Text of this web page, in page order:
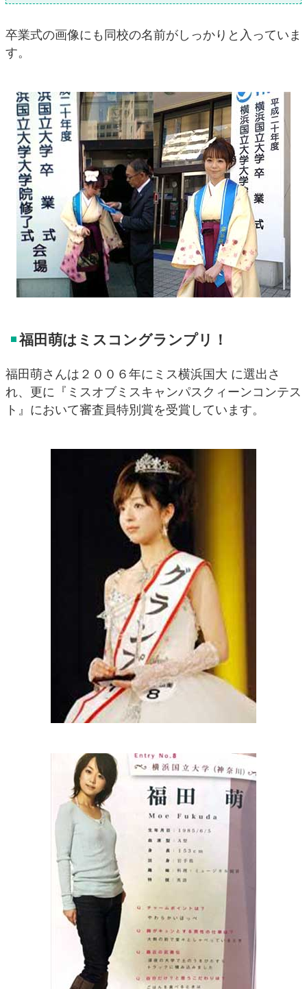
卒業式の画像にも同校の名前がしっかりと入っていま
す。
福田萌はミスコングランプリ！
福田萌さんは２００６年にミス横浜国大 に選出さ
れ、更に『ミスオブミスキャンパスクィーンコンテス
ト』において審査員特別賞を受賞しています。